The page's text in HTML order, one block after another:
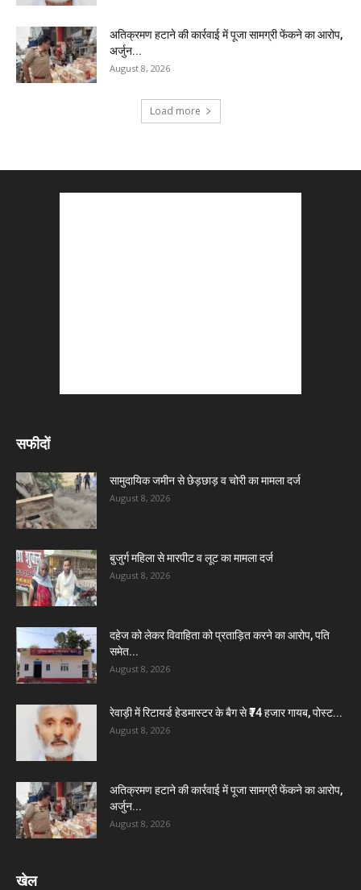
अतिक्रमण हटाने की कार्रवाई में पूजा सामग्री फेंकने का आरोप,
अर्जुन...
August 8, 2026
Load more
सफीदों
सामुदायिक जमीन से छेड़छाड़ व चोरी का मामला दर्ज
August 8, 2026
बुजुर्ग महिला से मारपीट व लूट का मामला दर्ज
August 8, 2026
दहेज को लेकर विवाहिता को प्रताड़ित करने का आरोप, पति
समेत...
August 8, 2026
रेवाड़ी में रिटायर्ड हेडमास्टर के बैग से ₹74 हजार गायब, पोस्ट...
August 8, 2026
अतिक्रमण हटाने की कार्रवाई में पूजा सामग्री फेंकने का आरोप,
अर्जुन...
August 8, 2026
खेल